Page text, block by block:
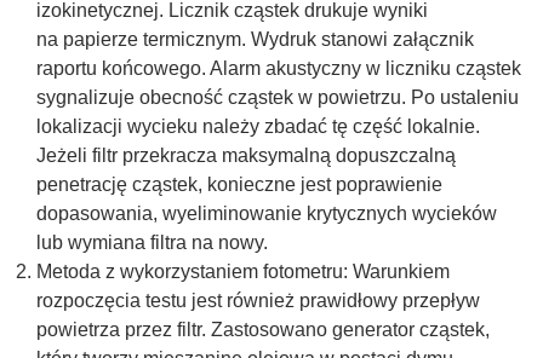
izokinetycznej. Licznik cząstek drukuje wyniki
na papierze termicznym. Wydruk stanowi załącznik
raportu końcowego. Alarm akustyczny w liczniku cząstek
sygnalizuje obecność cząstek w powietrzu. Po ustaleniu
lokalizacji wycieku należy zbadać tę część lokalnie.
Jeżeli filtr przekracza maksymalną dopuszczalną
penetrację cząstek, konieczne jest poprawienie
dopasowania, wyeliminowanie krytycznych wycieków
lub wymiana filtra na nowy.
Metoda z wykorzystaniem fotometru: Warunkiem
rozpoczęcia testu jest również prawidłowy przepływ
powietrza przez filtr. Zastosowano generator cząstek,